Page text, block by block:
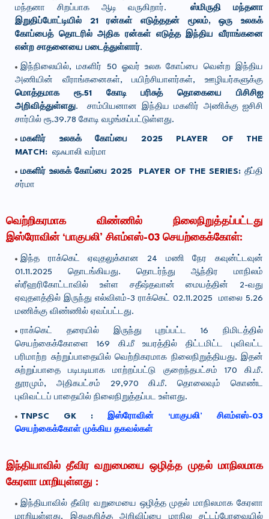
மந்தனா சிறப்பாக ஆடி வருகிறார்.ஸ்மிருதி மந்தனா
இறுதிப்போட்டியில் 21 ரன்கள் எடுத்ததன் மூலம், ஒரு உலகக்
கோப்பைத் தொடரில் அதிக ரன்கள் எடுத்த இந்திய வீராங்கனை
என்ற சாதனையை படைத்துள்ளார்.
இந்நிலையில், மகளிர் 50 ஓவர் உலக கோப்பை வென்ற இந்திய
அணியின் வீராங்கனைகள், பயிற்சியாளர்கள், ஊழியர்களுக்கு
மொத்தமாக ரூ.51 கோடி பரிசுத் தொகையை பிசிசிஐ
அறிவித்துள்ளது. சாம்பியனான இந்திய மகளிர் அணிக்கு ஐசிசி
சார்பில் ரூ.39.78 கோடி வழங்கப்பட்டுள்ளது.
மகளிர் உலகக் கோப்பை 2025 PLAYER OF THE
MATCH: ஷஃபாலி வர்மா
மகளிர் உலகக் கோப்பை 2025 PLAYER OF THE SERIES: தீப்தி
சர்மா
வெற்றிகரமாக விண்ணில் நிலைநிறுத்தப்பட்டது
இஸ்ரோவின் ‘பாகுபலி’ சிஎம்எஸ்-03 செயற்கைக்கோள்:
இந்த ராக்கெட் ஏவுதலுக்கான 24 மணி நேர கவுன்ட்டவுன்
01.11.2025 தொடங்கியது. தொடர்ந்து ஆந்திர மாநிலம்
ஸ்ரீஹரிகோட்டாவில் உள்ள சதீஷ்தவான் மையத்தின் 2-வது
ஏவுதளத்தில் இருந்து எல்விஎம்-3 ராக்கெட் 02.11.2025 மாலை 5.26
மணிக்கு விண்ணில் ஏவப்பட்டது.
ராக்கெட் தரையில் இருந்து புறப்பட்ட 16 நிமிடத்தில்
செயற்கைக்கோளை 169 கி.மீ உயரத்தில் திட்டமிட்ட புவிவட்ட
பரிமாற்ற சுற்றுப்பாதையில் வெற்றிகரமாக நிலைநிறுத்தியது. இதன்
சுற்றுப்பாதை படிபடியாக மாற்றப்பட்டு குறைந்தபட்சம் 170 கி.மீ.
தூரமும், அதிகபட்சம் 29,970 கி.மீ. தொலைவும் கொண்ட
புவிவட்டப் பாதையில் நிலைநிறுத்தப்பட உள்ளது.
TNPSC GK : இஸ்ரோவின் ‘பாகுபலி’ சிஎம்எஸ்-03
செயற்கைக்கோள் முக்கிய தகவல்கள்
இந்தியாவில் தீவிர வறுமையை ஒழித்த முதல் மாநிலமாக
கேரளா மாறியுள்ளது :
இந்தியாவில் தீவிர வறுமையை ஒழித்த முதல் மாநிலமாக கேரளா
மாறியுள்ளது. இதுகுறித்த அறிவிப்பை மாநில சட்டப்பேரவையில்